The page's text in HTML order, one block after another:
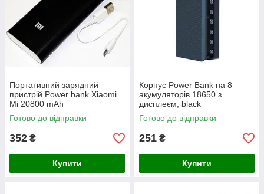
Портативний зарядний
пристрій Power bank Xiaomi
Mi 20800 mAh
Готово до відправки
352 ₴
Купити
Корпус Power Bank на 8
акумуляторів 18650 з
дисплеєм, black
Готово до відправки
251 ₴
Купити